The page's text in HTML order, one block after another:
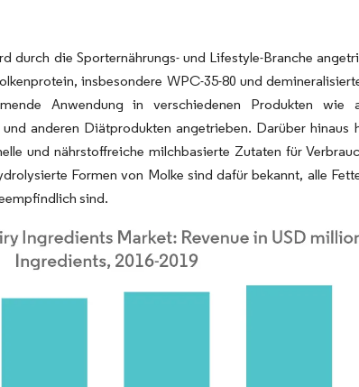
durch die Sporternährungs- und Lifestyle-Branche
insbesondere WPC-35-80 und
Anwendung in verschiedenen Produkten wie
anderen Diätprodukten angetrieben. Darüber hinaus
und nährstoffreiche milchbasierte Zutaten für
Formen von Molke sind dafür bekannt, alle
sind.